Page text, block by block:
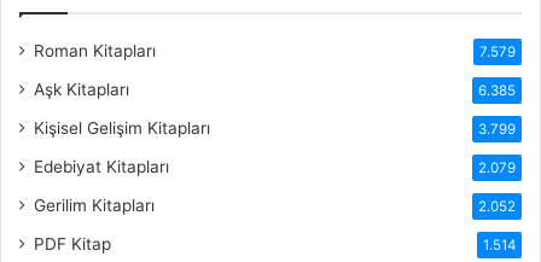
Roman Kitapları 7.579
Aşk Kitapları 6.385
Kişisel Gelişim Kitapları 3.799
Edebiyat Kitapları 2.079
Gerilim Kitapları 2.052
PDF Kitap 1.514